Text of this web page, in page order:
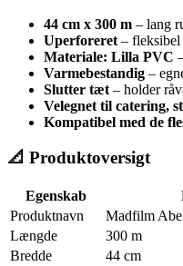
44 cm x 300 m – lang
Uperforeret –
Materiale: Lilla PVC
Varmebestandig –
Slutter tæt – holder
Velegnet til catering,
Kompatibel med de
📐 Produktoversigt
Egenskab
Produktnavn
Madfilm
Længde
300 m
Bredde
44 cm